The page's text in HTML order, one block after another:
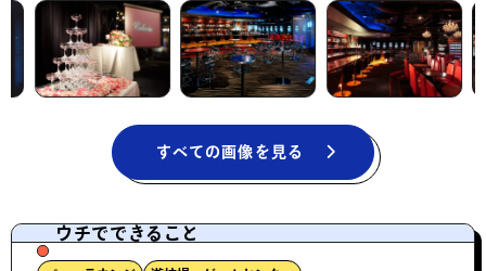
すべての画像を見る
ウチでできること